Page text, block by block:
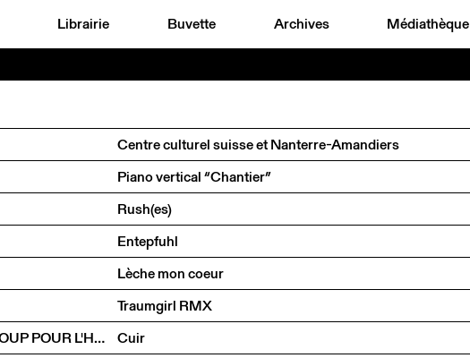
Librairie Buvette Archives Médiathèque
Centre culturel suisse et Nanterre-Amandiers
Piano vertical “Chantier”
Rush(es)
Entepfuhl
Lèche mon coeur
Traumgirl RMX
ARNO FERRERA & GILLES POLET CIE UN LOUP POUR L'HOMME
Cuir